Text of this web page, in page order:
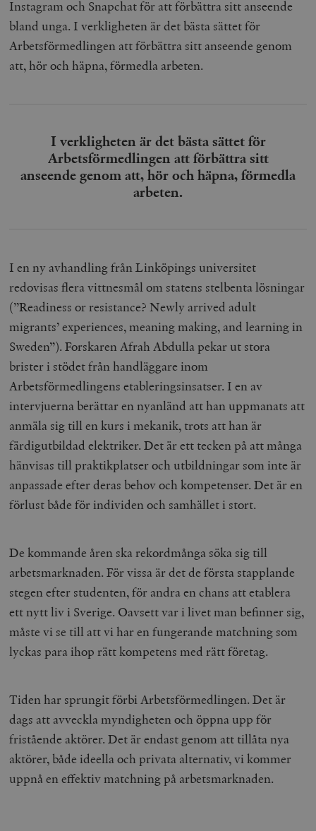
Instagram och Snapchat för att förbättra sitt anseende
bland unga. I verkligheten är det bästa sättet för
Arbetsförmedlingen att förbättra sitt anseende genom
att, hör och häpna, förmedla arbeten.
I verkligheten är det bästa sättet för
Arbetsförmedlingen att förbättra sitt
anseende genom att, hör och häpna, förmedla
arbeten.
I en ny avhandling från Linköpings universitet
redovisas flera vittnesmål om statens stelbenta lösningar
(”Readiness or resistance? Newly arrived adult
migrants’ experiences, meaning making, and learning in
Sweden”). Forskaren Afrah Abdulla pekar ut stora
brister i stödet från handläggare inom
Arbetsförmedlingens etableringsinsatser. I en av
intervjuerna berättar en nyanländ att han uppmanats att
anmäla sig till en kurs i mekanik, trots att han är
färdigutbildad elektriker. Det är ett tecken på att många
hänvisas till praktikplatser och utbildningar som inte är
anpassade efter deras behov och kompetenser. Det är en
förlust både för individen och samhället i stort.
De kommande åren ska rekordmånga söka sig till
arbetsmarknaden. För vissa är det de första stapplande
stegen efter studenten, för andra en chans att etablera
ett nytt liv i Sverige. Oavsett var i livet man befinner sig,
måste vi se till att vi har en fungerande matchning som
lyckas para ihop rätt kompetens med rätt företag.
Tiden har sprungit förbi Arbetsförmedlingen. Det är
dags att avveckla myndigheten och öppna upp för
fristående aktörer. Det är endast genom att tillåta nya
aktörer, både ideella och privata alternativ, vi kommer
uppnå en effektiv matchning på arbetsmarknaden.